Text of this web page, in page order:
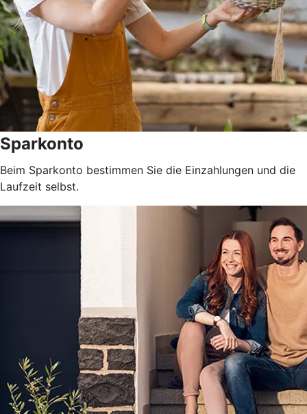
Sparkonto
Beim Sparkonto bestimmen Sie die Einzahlungen und die
Laufzeit selbst.